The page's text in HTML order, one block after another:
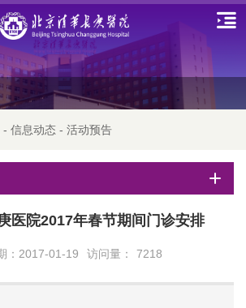
- 信息动态 - 活动预告
医院2017年春节期间门诊安排
：2017-01-19 访问量： 7218